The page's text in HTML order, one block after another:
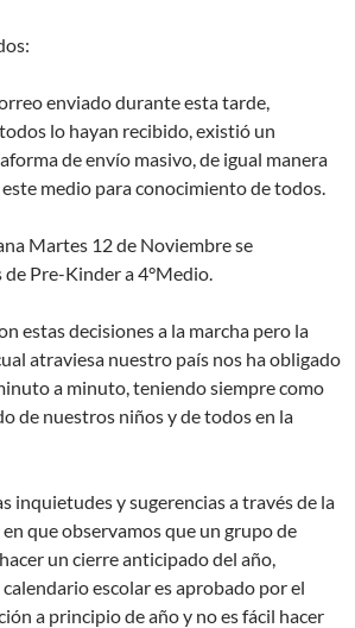
enviado durante esta tarde,
lo hayan recibido, existió un
de envío masivo, de igual manera
medio para conocimiento de todos.
Martes 12 de Noviembre se
de Pre-Kinder a 4°Medio.
estas decisiones a la marcha pero la
atraviesa nuestro país nos ha obligado
a minuto, teniendo siempre como
de nuestros niños y de todos en la
inquietudes y sugerencias a través de la
que observamos que un grupo de
un cierre anticipado del año,
escolar es aprobado por el
a principio de año y no es fácil hacer